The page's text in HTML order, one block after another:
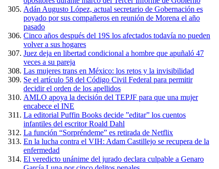
Adán Augusto López, actual secretario de Gobernación es
poyado por sus compañeros en reunión de Morena el año
pasado
Cinco años después del 19S los afectados todavía no pueden
volver a sus hogares
Juez deja en libertad condicional a hombre que apuñaló 47
veces a su pareja
Las mujeres trans en México: los retos y la invisibilidad
Se el artículo 58 del Código Civil Federal para permitir
decidir el orden de los apellidos
AMLO apoya la decisión del TEPJF para que una mujer
encabece el INE
La editorial Puffin Books decide ”editar” los cuentos
infantiles del escritor Roald Dahl
La función “Sorpréndeme” es retirada de Netflix
En la lucha contra el VIH: Adam Castillejo se recupera de la
enfermedad
El veredicto unánime del jurado declara culpable a Genaro